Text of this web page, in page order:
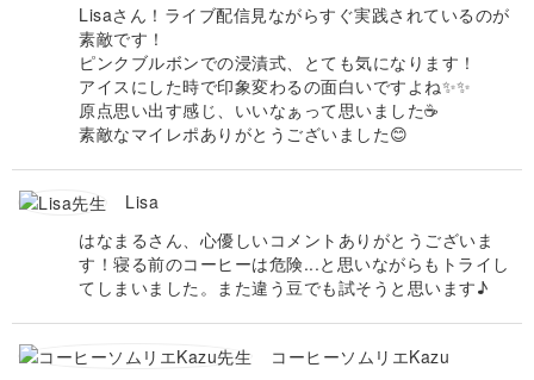
Lisaさん！ライブ配信見ながらすぐ実践されているのが
素敵です！
ピンクブルボンでの浸漬式、とても気になります！
アイスにした時で印象変わるの面白いですよね✨✨
原点思い出す感じ、いいなぁって思いました☕️
素敵なマイレポありがとうございました😊
Lisa
はなまるさん、心優しいコメントありがとうございま
す！寝る前のコーヒーは危険...と思いながらもトライし
てしまいました。また違う豆でも試そうと思います♪
コーヒーソムリエKazu